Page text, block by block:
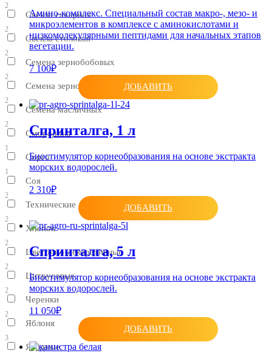
2
Свекла сахарная
2
Свекла столовая
2
Семена зернобобовых
2
Семена зерновых
2
Семена масличных
2
Смородина
1
Сорго
1
Соя
2
Технические
2
Хлопок
2
Цветочно-декоративные
2
Цитрусовые
2
Черенки
2
Яблоня
3
Ягодные
Амино-комплекс. Специальный состав макро-, мезо- и
микроэлементов в комплексе с аминокислотами и
низкомолекулярными пептидами для начальных этапов
вегетации.
7 100₽
ДОБАВИТЬ
Спринталга, 1 л
Биостимулятор корнеобразования на основе экстракта
морских водорослей.
2 310₽
ДОБАВИТЬ
Спринталга, 5 л
Биостимулятор корнеобразования на основе экстракта
морских водорослей.
11 050₽
ДОБАВИТЬ